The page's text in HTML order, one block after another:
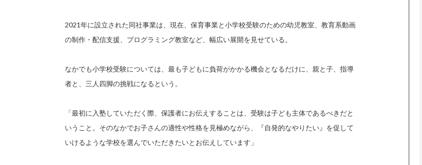
2021年に設立された同社事業は、現在、保育事業と小学校受験のための幼児教室、教育系動画
の制作・配信支援、プログラミング教室など、幅広い展開を見せている。
なかでも小学校受験については、最も子どもに負荷がかかる機会となるだけに、親と子、指導
者と、三人四脚の挑戦になるという。
「最初に入塾していただく際、保護者にお伝えすることは、受験は子ども主体であるべきだと
いうこと。そのなかでお子さんの適性や性格を見極めながら、『自発的なやりたい』を促して
いけるような学校を選んでいただきたいとお伝えしています」